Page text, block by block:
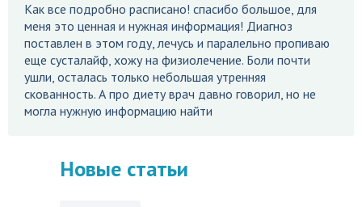
Как все подробно расписано! спасибо большое, для
меня это ценная и нужная информация! Диагноз
поставлен в этом году, лечусь и паралельно пропиваю
еще сусталайф, хожу на физиолечение. Боли почти
ушли, осталась только небольшая утренняя
скованность. А про диету врач давно говорил, но не
могла нужную информацию найти
Новые статьи